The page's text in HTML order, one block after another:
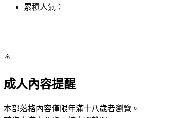
累積人氣：
⚠️
成人內容提醒
本部落格內容僅限年滿十八歲者瀏覽。